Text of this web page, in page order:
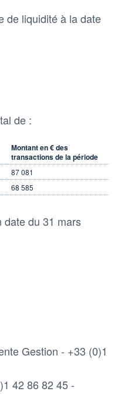
de liquidité à la date
de :
Montant en € des
transactions de la période
87 081
68 585
date du 31 mars
Gestion - +33 (0)1
42 86 82 45 -